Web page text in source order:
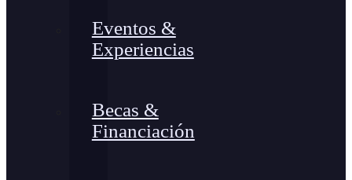
Eventos &
Experiencias
Becas &
Financiación